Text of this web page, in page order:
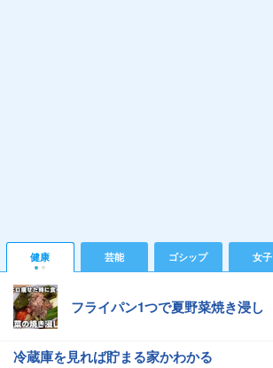
健康 芸能 ゴシップ 女子
フライパン1つで夏野菜焼き浸し
冷蔵庫を見れば貯まる家かわかる